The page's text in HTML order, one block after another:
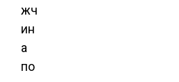
жч
ин
а
по